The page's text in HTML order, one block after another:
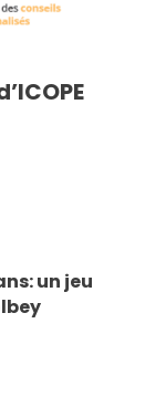
un jeu